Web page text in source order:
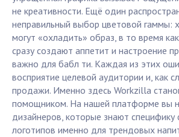
не креативности. Ещё один
неправильный выбор цветовой гаммы:
могут «охладить» образ, в то время
сразу создают аппетит и настроение
важно для бабл ти. Каждая из этих
восприятие целевой аудитории и, как
продажи. Именно здесь Workzilla
помощником. На нашей платформе вы
дизайнеров, которые знают специфику
логотипов именно для трендовых